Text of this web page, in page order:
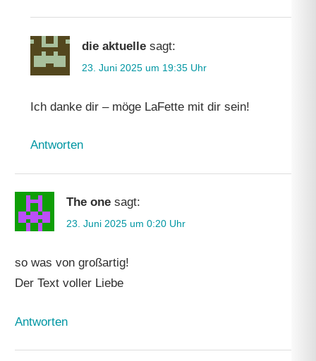
die aktuelle sagt:
23. Juni 2025 um 19:35 Uhr
Ich danke dir – möge LaFette mit dir sein!
Antworten
The one sagt:
23. Juni 2025 um 0:20 Uhr
so was von großartig!
Der Text voller Liebe
Antworten